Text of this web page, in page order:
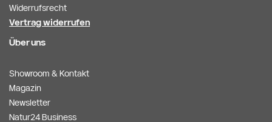
Widerrufsrecht
Vertrag widerrufen
Über uns
Showroom & Kontakt
Magazin
Newsletter
Natur24 Business